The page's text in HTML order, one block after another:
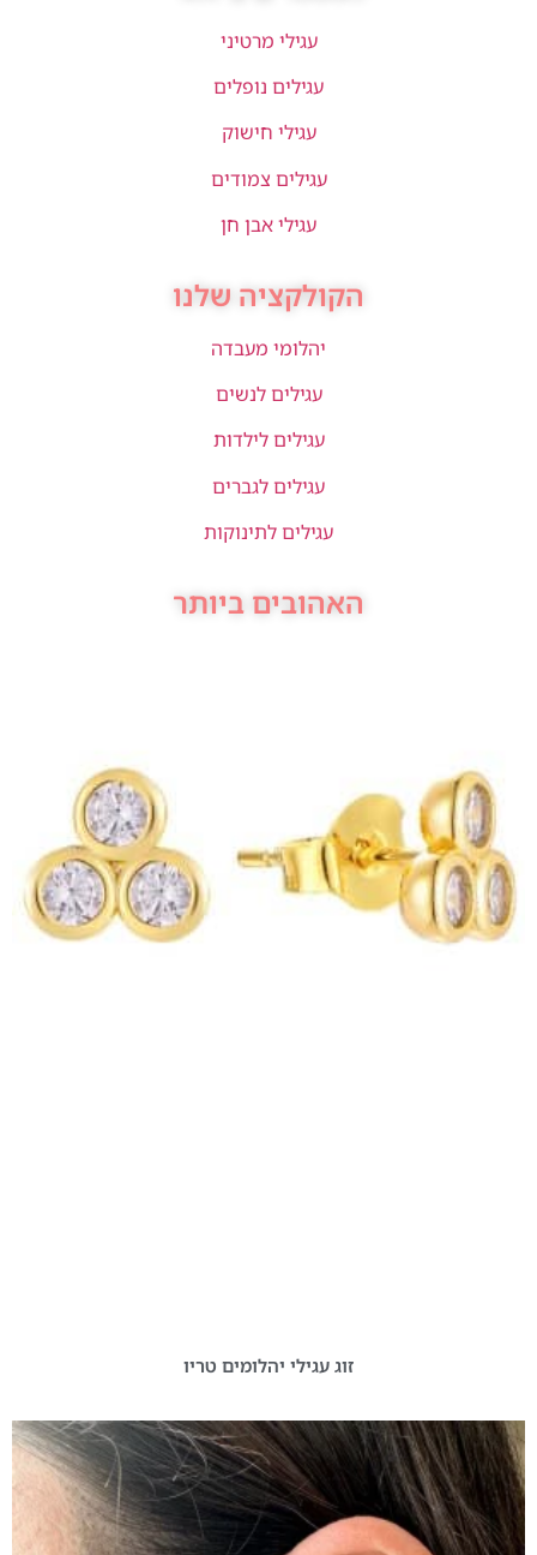
עגילי מרטיני
עגילים נופלים
עגילי חישוק
עגילים צמודים
עגילי אבן חן
הקולקציה שלנו
יהלומי מעבדה
עגילים לנשים
עגילים לילדות
עגילים לגברים
עגילים לתינוקות
האהובים ביותר
זוג עגילי יהלומים טריו